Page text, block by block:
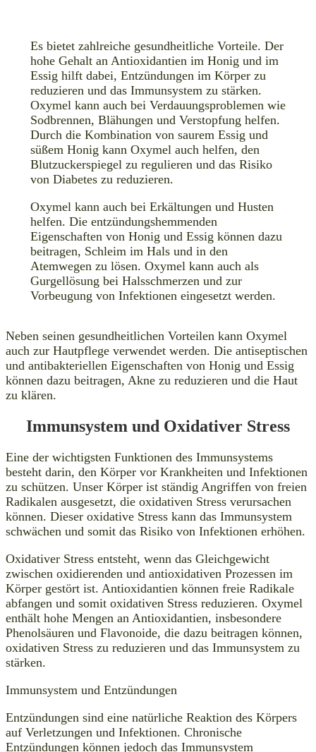
Es bietet zahlreiche gesundheitliche Vorteile. Der
hohe Gehalt an Antioxidantien im Honig und im
Essig hilft dabei, Entzündungen im Körper zu
reduzieren und das Immunsystem zu stärken.
Oxymel kann auch bei Verdauungsproblemen wie
Sodbrennen, Blähungen und Verstopfung helfen.
Durch die Kombination von saurem Essig und
süßem Honig kann Oxymel auch helfen, den
Blutzuckerspiegel zu regulieren und das Risiko
von Diabetes zu reduzieren.
Oxymel kann auch bei Erkältungen und Husten
helfen. Die entzündungshemmenden
Eigenschaften von Honig und Essig können dazu
beitragen, Schleim im Hals und in den
Atemwegen zu lösen. Oxymel kann auch als
Gurgellösung bei Halsschmerzen und zur
Vorbeugung von Infektionen eingesetzt werden.
Neben seinen gesundheitlichen Vorteilen kann Oxymel
auch zur Hautpflege verwendet werden. Die antiseptischen
und antibakteriellen Eigenschaften von Honig und Essig
können dazu beitragen, Akne zu reduzieren und die Haut
zu klären.
Immunsystem und Oxidativer Stress
Eine der wichtigsten Funktionen des Immunsystems
besteht darin, den Körper vor Krankheiten und Infektionen
zu schützen. Unser Körper ist ständig Angriffen von freien
Radikalen ausgesetzt, die oxidativen Stress verursachen
können. Dieser oxidative Stress kann das Immunsystem
schwächen und somit das Risiko von Infektionen erhöhen.
Oxidativer Stress entsteht, wenn das Gleichgewicht
zwischen oxidierenden und antioxidativen Prozessen im
Körper gestört ist. Antioxidantien können freie Radikale
abfangen und somit oxidativen Stress reduzieren. Oxymel
enthält hohe Mengen an Antioxidantien, insbesondere
Phenolsäuren und Flavonoide, die dazu beitragen können,
oxidativen Stress zu reduzieren und das Immunsystem zu
stärken.
Immunsystem und Entzündungen
Entzündungen sind eine natürliche Reaktion des Körpers
auf Verletzungen und Infektionen. Chronische
Entzündungen können jedoch das Immunsystem